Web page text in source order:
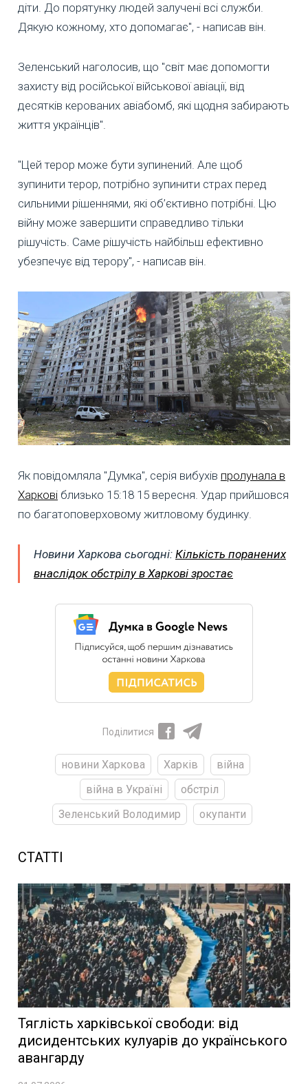
діти. До порятунку людей залучені всі служби.
Дякую кожному, хто допомагає", - написав він.
Зеленський наголосив, що "світ має допомогти
захисту від російської військової авіації, від
десятків керованих авіабомб, які щодня забирають
життя українців".
"Цей терор може бути зупинений. Але щоб
зупинити терор, потрібно зупинити страх перед
сильними рішеннями, які об’єктивно потрібні. Цю
війну може завершити справедливо тільки
рішучість. Саме рішучість найбільш ефективно
убезпечує від терору", - написав він.
Як повідомляла "Думка", серія вибухів пролунала в
Харкові близько 15:18 15 вересня. Удар прийшовся
по багатоповерховому житловому будинку.
Новини Харкова сьогодні: Кількість поранених
внаслідок обстрілу в Харкові зростає
Поділитися
новини Харкова Харків
війна
війна в Україні
обстріл
Зеленський Володимир
окупанти
СТАТТІ
Тяглість харківської свободи: від
дисидентських кулуарів до українського
авангарду